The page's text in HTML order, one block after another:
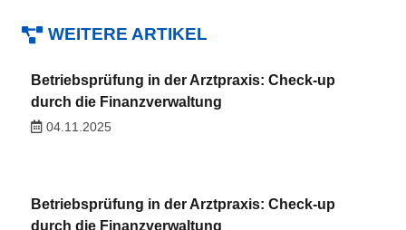
WEITERE ARTIKEL
Betriebsprüfung in der Arztpraxis: Check-up
durch die Finanzverwaltung
04.11.2025
Betriebsprüfung in der Arztpraxis: Check-up
durch die Finanzverwaltung